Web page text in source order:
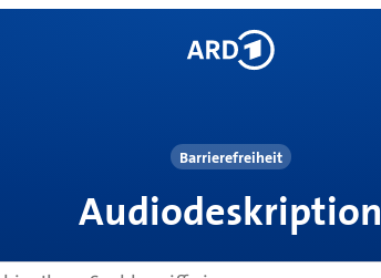
Barrierefreiheit
Audiodeskription